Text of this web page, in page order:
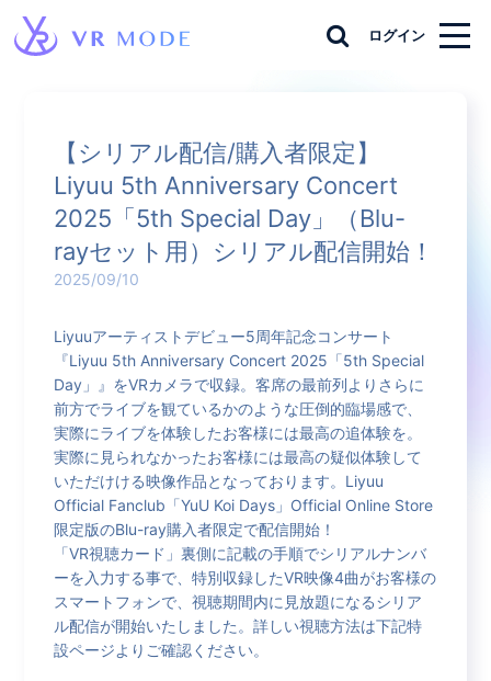
ログイン
【シリアル配信/購入者限定】
Liyuu 5th Anniversary Concert
2025「5th Special Day」（Blu-
rayセット用）シリアル配信開始！
2025/09/10
Liyuuアーティストデビュー5周年記念コンサート
『Liyuu 5th Anniversary Concert 2025「5th Special
Day」』をVRカメラで収録。客席の最前列よりさらに
前方でライブを観ているかのような圧倒的臨場感で、
実際にライブを体験したお客様には最高の追体験を。
実際に見られなかったお客様には最高の疑似体験して
いただけける映像作品となっております。Liyuu
Official Fanclub「YuU Koi Days」Official Online Store
限定版のBlu-ray購入者限定で配信開始！
「VR視聴カード」裏側に記載の手順でシリアルナンバ
ーを入力する事で、特別収録したVR映像4曲がお客様の
スマートフォンで、視聴期間内に見放題になるシリア
ル配信が開始いたしました。詳しい視聴方法は下記特
設ページよりご確認ください。